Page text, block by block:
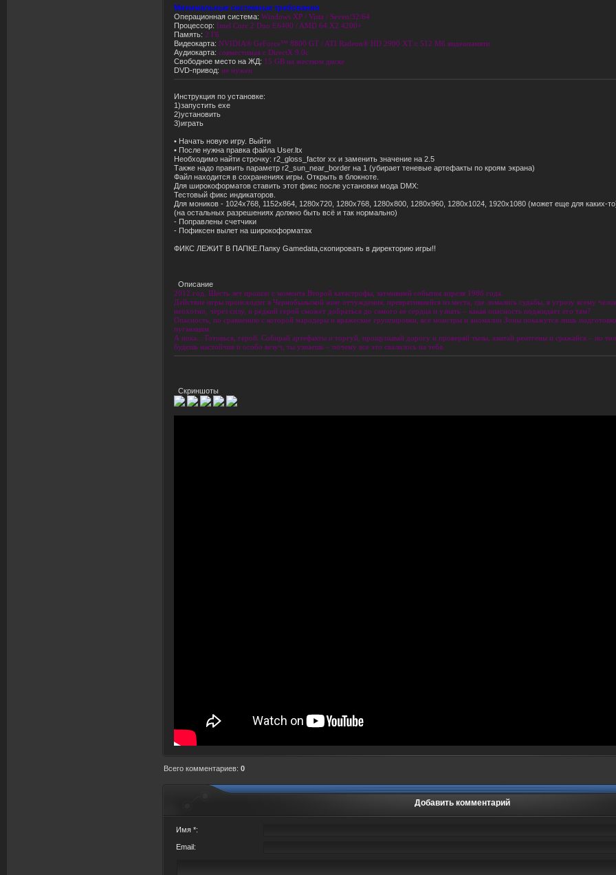
Минимальные системные требования
Операционная система: Windows XP / Vista / Seven/32/64
Процессор: Intel Core 2 Duo E6400 / AMD 64 X2 4200+
Память: 2 Гб
Видеокарта: NVIDIA® GeForce™ 8800 GT / ATI Radeon® HD 2900 XT с 512 Mб видеопамяти
Аудиокарта: совместимая с DirectX 9.0c
Свободное место на ЖД: 15 GB на жестком диске
DVD-привод: не нужен
Инструкция по установке:
1)запустить ехе
2)установить
3)играть
• Начать новую игру. Выйти
• После нужна правка файла User.ltx
Необходимо найти строчку: r2_gloss_factor xx и заменить значение на 2.5
Также надо править параметр r2_sun_near_border на 1 (убирает теневые артефакты по кроям экрана)
Файл находится в сохранениях игры. Открыть в блокноте.
Для широкоформатов ставить этот фикс после установки мода DMX:
Тестовый фикс индикаторов.
Для моников - 1024х768, 1152х864, 1280x720, 1280x768, 1280x800, 1280x960, 1280x1024, 1920x1080 (может еще для каких-
(на остальных разрешениях должно быть всё и так нормально)
- Поправлены счетчики
- Пофиксен вылет на широкоформатах
ФИКС ЛЕЖИТ В ПАПКЕ.Папку Gamedata,скопировать в директорию игры!!
Описание
2012 год. Шесть лет прошло с момента Второй катастрофы, затмившей события апреля 1986 года.
Действие игры происходит в Чернобыльской зоне отчуждения, превратившейся из места, где ломались судьбы, в угрозу всему
неохотно, через силу, и редкий герой сможет добраться до самого ее сердца и узнать – какая опасность поджидает его там?
Опасность, по сравнению с которой мародеры и вражеские группировки, все монстры и аномалии Зоны покажутся лишь
пугающим.
А пока... Готовься, герой. Собирай артефакты и торгуй, прощупывай дорогу и проверяй тылы, хватай рентгены и сражайся – но
будешь настойчив и особо везуч, ты узнаешь – почему все это свалилось на тебя.
Скриншоты
Всего комментариев: 0
Добавить комментарий
Имя *:
Email: